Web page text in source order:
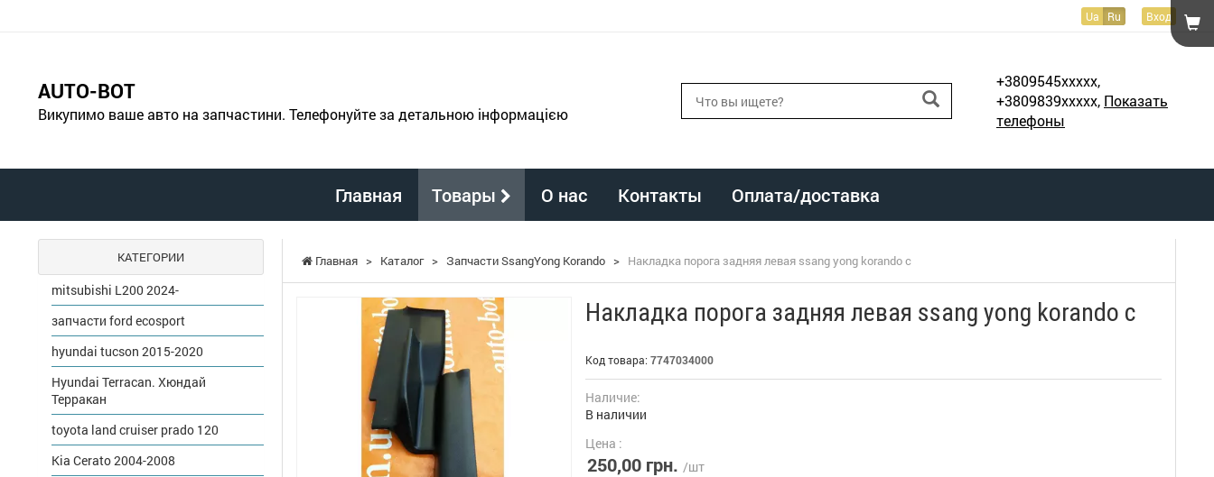
Ua Ru Вход
AUTO-BOT
Викупимо ваше авто на запчастини. Телефонуйте за детальною інформацією
+3809545xxxxx,
+3809839xxxxx, Показать
телефоны
Главная Товары О нас Контакты Оплата/доставка
Главная > Каталог > Запчасти SsangYong Korando > Накладка порога задняя левая ssang yong korando c
Накладка порога задняя левая ssang yong korando c
Код товара: 7747034000
Наличие:
В наличии
Цена :
250,00 грн. /шт
КАТЕГОРИИ
mitsubishi L200 2024-
запчасти ford ecosport
hyundai tucson 2015-2020
Hyundai Terracan. Хюндай
Терракан
toyota land cruiser prado 120
Kia Cerato 2004-2008